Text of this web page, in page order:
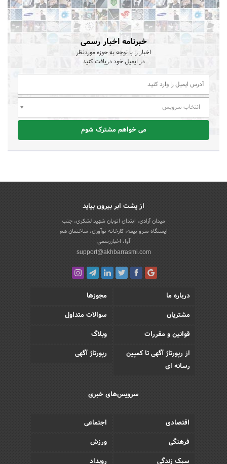
خبرنامه اخبار رسمی
اخبار را با توجه به حوزه موردنظر
در ایمیل خود دریافت کنید
انتخاب سرویس
می خواهم مشترک شوم
از پشت ابر بیرون بیاید
میدان آزادی، ابتدای اتوبان شهید لشکری، جنب
ایستگاه مترو بیمه، کارخانه نوآوری، ساختمان هم
آوا، اخباررسمی
support@akhbarrasmi.com
درباره ما
مجوزها
مشتریان
سوالات متداول
قوانین و مقررات
وبلاگ
از رپورتاژ آگهی تا کمپین
رسانه ای
رپورتاژ آگهی
سرویس‌های خبری
اقتصادی
اجتماعی
فرهنگی
ورزش
سبک زندگی
رویداد